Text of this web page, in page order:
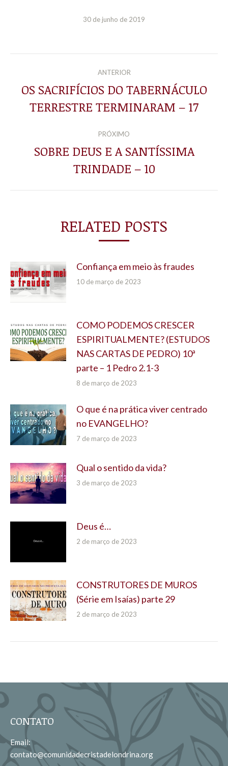
30 de junho de 2019
NAVEGAÇÃO
DE
POST:
ANTERIOR
Post
anterior:
OS SACRIFÍCIOS DO TABERNÁCULO
TERRESTRE TERMINARAM – 17
PRÓXIMO
Próximo
post:
SOBRE DEUS E A SANTÍSSIMA
TRINDADE – 10
RELATED POSTS
Confiança em meio às fraudes
10 de março de 2023
COMO PODEMOS CRESCER
ESPIRITUALMENTE? (ESTUDOS
NAS CARTAS DE PEDRO) 10ª
parte – 1 Pedro 2.1-3
8 de março de 2023
O que é na prática viver centrado
no EVANGELHO?
7 de março de 2023
Qual o sentido da vida?
3 de março de 2023
Deus é…
2 de março de 2023
CONSTRUTORES DE MUROS
(Série em Isaías) parte 29
2 de março de 2023
CONTATO
Email:
contato@comunidadecristadelondrina.org